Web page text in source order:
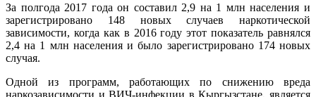
За полгода 2017 года он составил 2,9 на 1 млн населения и
зарегистрировано 148 новых случаев наркотической
зависимости, когда как в 2016 году этот показатель равнялся
2,4 на 1 млн населения и было зарегистрировано 174 новых
случая.
Одной из программ, работающих по снижению вреда
наркозависимости и ВИЧ-инфекции в Кыргызстане, является